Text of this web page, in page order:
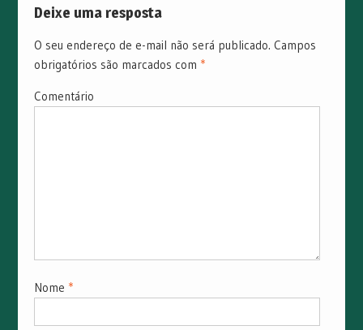
Deixe uma resposta
O seu endereço de e-mail não será publicado. Campos
obrigatórios são marcados com *
Comentário
Nome *